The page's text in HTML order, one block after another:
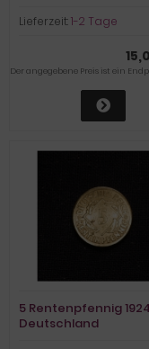
Lieferzeit:1-2 Tage
Der angegebene Preis ist ein
5 Rentenpfennig
Deutschland